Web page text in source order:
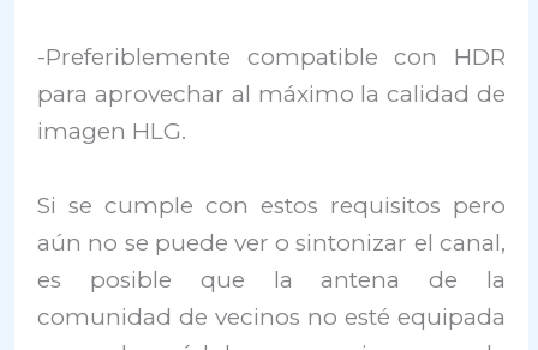
-Preferiblemente compatible con HDR
para aprovechar al máximo la calidad de
imagen HLG.
Si se cumple con estos requisitos pero
aún no se puede ver o sintonizar el canal,
es posible que la antena de la
comunidad de vecinos no esté equipada